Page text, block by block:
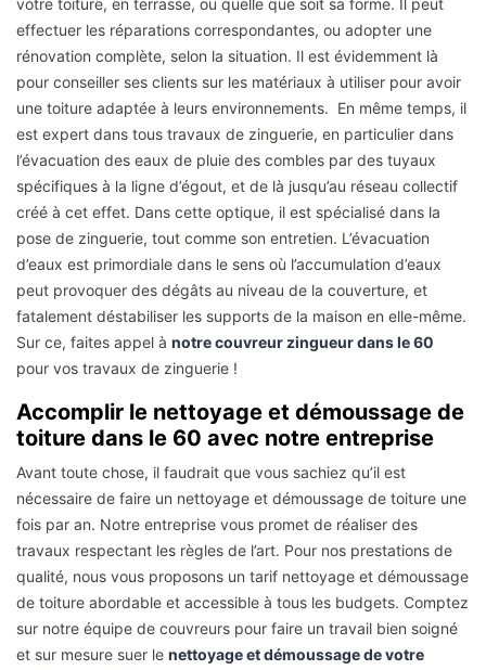
votre toiture, en terrasse, ou quelle que soit sa forme. Il peut
effectuer les réparations correspondantes, ou adopter une
rénovation complète, selon la situation. Il est évidemment là
pour conseiller ses clients sur les matériaux à utiliser pour avoir
une toiture adaptée à leurs environnements. En même temps, il
est expert dans tous travaux de zinguerie, en particulier dans
l’évacuation des eaux de pluie des combles par des tuyaux
spécifiques à la ligne d’égout, et de là jusqu’au réseau collectif
créé à cet effet. Dans cette optique, il est spécialisé dans la
pose de zinguerie, tout comme son entretien. L’évacuation
d’eaux est primordiale dans le sens où l’accumulation d’eaux
peut provoquer des dégâts au niveau de la couverture, et
fatalement déstabiliser les supports de la maison en elle-même.
Sur ce, faites appel à notre couvreur zingueur dans le 60
pour vos travaux de zinguerie !
Accomplir le nettoyage et démoussage de
toiture dans le 60 avec notre entreprise
Avant toute chose, il faudrait que vous sachiez qu’il est
nécessaire de faire un nettoyage et démoussage de toiture une
fois par an. Notre entreprise vous promet de réaliser des
travaux respectant les règles de l’art. Pour nos prestations de
qualité, nous vous proposons un tarif nettoyage et démoussage
de toiture abordable et accessible à tous les budgets. Comptez
sur notre équipe de couvreurs pour faire un travail bien soigné
et sur mesure suer le nettoyage et démoussage de votre